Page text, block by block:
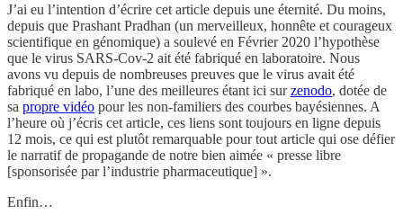
J’ai eu l’intention d’écrire cet article depuis une éternité. Du moins,
depuis que Prashant Pradhan (un merveilleux, honnête et courageux
scientifique en génomique) a soulevé en Février 2020 l’hypothèse
que le virus SARS-Cov-2 ait été fabriqué en laboratoire. Nous
avons vu depuis de nombreuses preuves que le virus avait été
fabriqué en labo, l’une des meilleures étant ici surzenodo, dotée de
sa propre vidéo pour les non-familiers des courbes bayésiennes. A
l’heure où j’écris cet article, ces liens sont toujours en ligne depuis
12 mois, ce qui est plutôt remarquable pour tout article qui ose défier
le narratif de propagande de notre bien aimée « presse libre
[sponsorisée par l’industrie pharmaceutique] ».
Enfin…